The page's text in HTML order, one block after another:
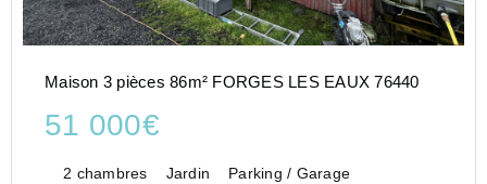
Maison 3 pièces 86m² FORGES LES EAUX 76440
51 000€
2 chambres Jardin Parking / Garage